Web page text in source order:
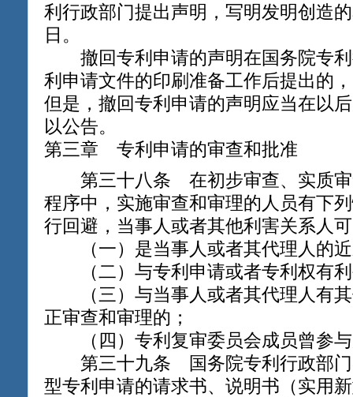
利行政部门提出声明，写明发明创造
日。
撤回专利申请的声明在国务院专利
利申请文件的印刷准备工作后提出的
但是，撤回专利申请的声明应当在以
以公告。
第三章 专利申请的审查和批准
第三十八条 在初步审查、实质审
程序中，实施审查和审理的人员有下
行回避，当事人或者其他利害关系人
（一）是当事人或者其代理人的近
（二）与专利申请或者专利权有利
（三）与当事人或者其代理人有其
正审查和审理的；
（四）专利复审委员会成员曾参与
第三十九条 国务院专利行政部门
型专利申请的请求书、说明书（实用